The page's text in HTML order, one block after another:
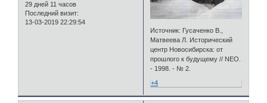
29 дней 11 часов
Последний визит:
13-03-2019 22:29:54
Источник: Гусаченко В.,
Матвеева Л. Исторический
центр Новосибирска: от
прошлого к будущему // NEO.
- 1998. - № 2.
+4